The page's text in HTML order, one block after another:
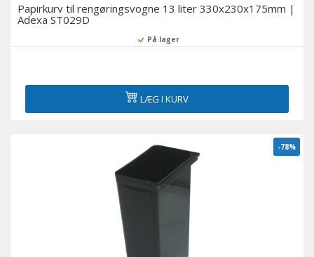
Papirkurv til rengøringsvogne 13 liter 330x230x175mm |
Adexa ST029D
På lager
LÆG I KURV
-78%